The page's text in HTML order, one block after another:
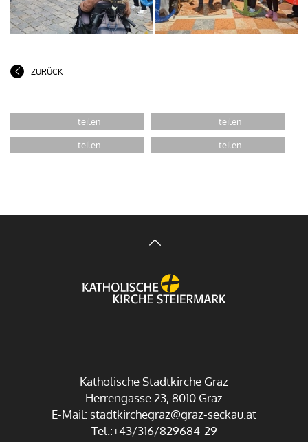
ZURÜCK
Katholische Stadtkirche Graz
Herrengasse 23, 8010 Graz
E-Mail: stadtkirchegraz@graz-seckau.at
Tel.:+43/316/829684-29